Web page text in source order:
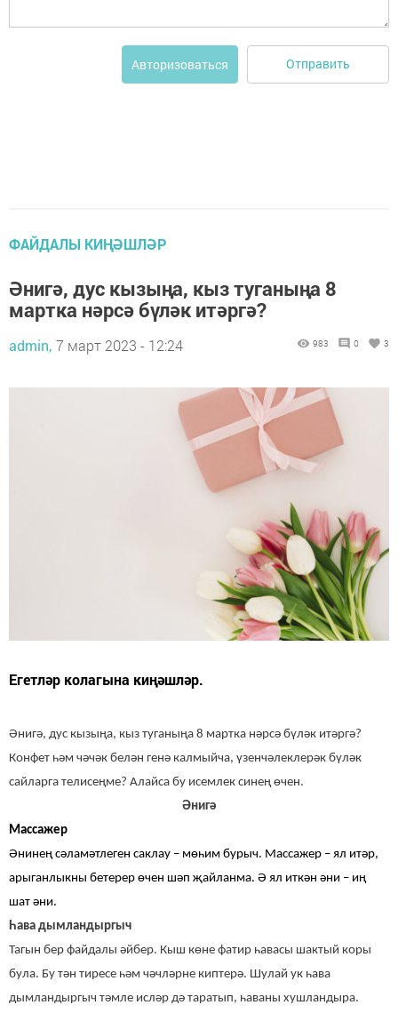
Авторизоваться Отправить
ФАЙДАЛЫ КИҢӘШЛӘР
Әнигә, дус кызыңа, кыз туганыңа 8
мартка нәрсә бүләк итәргә?
admin, 7 март 2023 - 12:24 983 0 3
Егетләр колагына киңәшләр.
Әнигә, дус кызыңа, кыз туганыңа 8 мартка нәрсә бүләк итәргә?
Конфет һәм чәчәк белән генә калмыйча, үзенчәлеклерәк бүләк
сайларга телисеңме? Алайса бу исемлек синең өчен.
Әнигә
Массажер
Әнинең сәламәтлеген саклау – мөһим бурыч. Массажер – ял итәр,
арыганлыкны бетерер өчен шәп җайланма. Ә ял иткән әни – иң
шат әни.
Һава дымландыргыч
Тагын бер файдалы әйбер. Кыш көне фатир һавасы шактый коры
була. Бу тән тиресе һәм чәчләрне киптерә. Шулай ук һава
дымландыргыч тәмле исләр дә таратып, һаваны хушландыра.